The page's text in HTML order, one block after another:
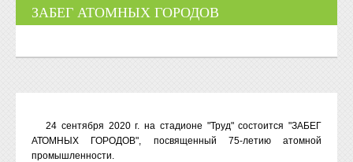
ЗАБЕГ АТОМНЫХ ГОРОДОВ
24 сентября 2020 г. на стадионе "Труд" состоится "ЗАБЕГ
АТОМНЫХ ГОРОДОВ", посвященный 75-летию атомной
промышленности.